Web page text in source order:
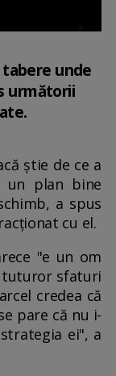
tabere unde
următorii
știe de ce a
un plan bine
a spus
cu el.
"e un om
tuturor sfaturi
credea că
pare că nu i-
ei", a